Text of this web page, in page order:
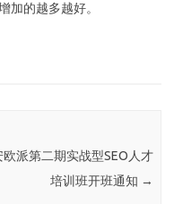
加的越多越好。
欧派第二期实战型SEO人才
培训班开班通知 →